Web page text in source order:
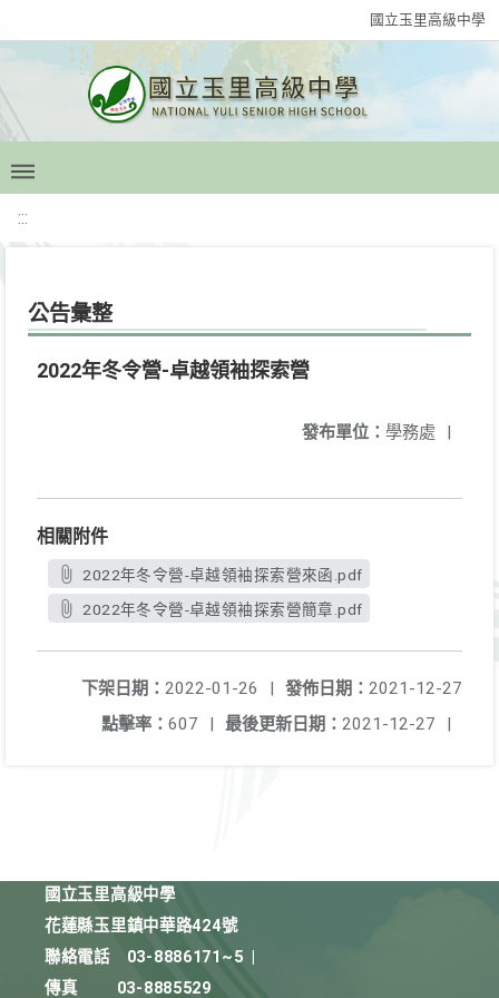
國立玉里高級中學
:::
公告彙整
2022年冬令營-卓越領袖探索營
發布單位： 學務處 |
相關附件
2022年冬令營-卓越領袖探索營來函.pdf
2022年冬令營-卓越領袖探索營簡章.pdf
發佈日期： 2021-12-27
下架日期： 2022-01-26
|
最後更新日期： 2021-12-27 |
點擊率： 607 |
國立玉里高級中學
花蓮縣玉里鎮中華路424號
聯絡電話
03-8886171~5
傳真
03-8885529